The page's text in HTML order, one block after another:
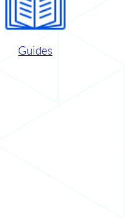
Guides